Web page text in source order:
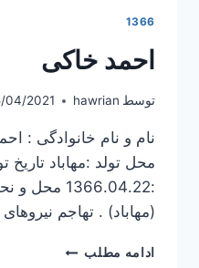
1366
احمد خاکی
توسط hawrian
04/2021
نام و نام خانوادگی :
(مهاباد) . تهاجم
ادامه مطلب احمد